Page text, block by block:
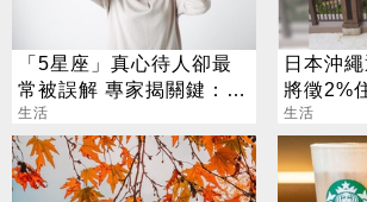
「5星座」真心待人卻最
常被誤解 專家揭關鍵：難
一眼看透
生活
日本沖
將徵2%
2026年上
生活